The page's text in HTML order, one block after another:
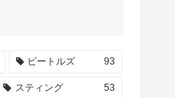
ビートルズ 93
スティング 53